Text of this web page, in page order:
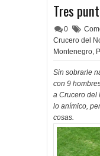
Tres
0
Crucero del
Montenegro,
Sin sobrarle
con 9
a Crucero del
lo anímico,
cosas.